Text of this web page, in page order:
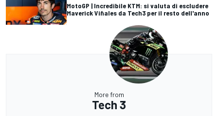
MotoGP | Incredibile KTM: si valuta di escludere
Maverick Viñales da Tech3 per il resto dell'anno
More from
Tech 3